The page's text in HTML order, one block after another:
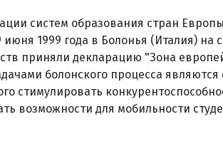
систем образования стран
1999 года в Болонья (Италия) на
приняли декларацию "Зона
болонского процесса являются
стимулировать
возможности для мобильности